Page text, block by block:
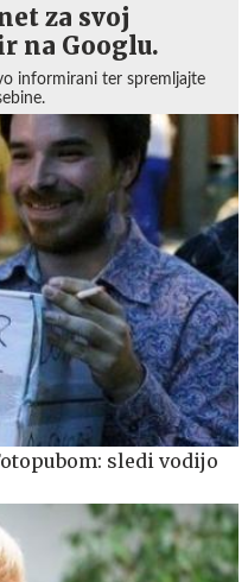
za svoj
na Googlu.
informirani ter spremljajte
sledi vodijo